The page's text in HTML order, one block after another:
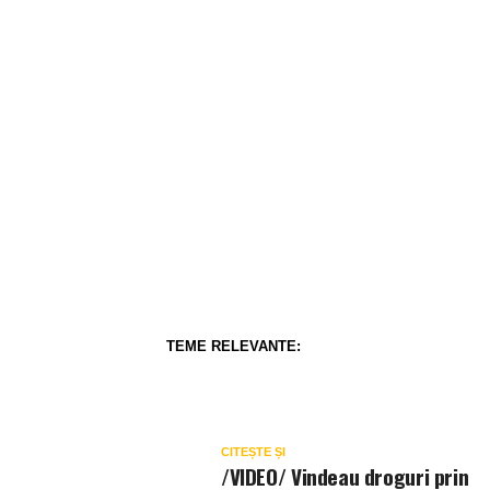
TEME RELEVANTE:
CITEȘTE ȘI
/VIDEO/ Vindeau droguri prin